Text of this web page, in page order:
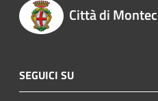
Città di
SEGUICI SU